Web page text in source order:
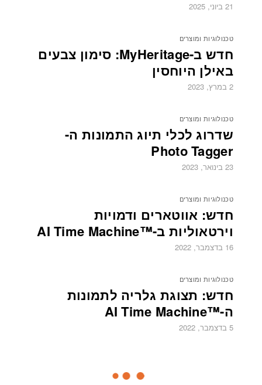
21 ביוני, 2025
טכנולוגיות ומוצרים
חדש ב-MyHeritage: סימון צבעים
באילן היוחסין
2 במרץ, 2023
טכנולוגיות ומוצרים
שדרוג לכלי תיוג התמונות ה-
Photo Tagger
23 בינואר, 2023
טכנולוגיות ומוצרים
חדש: אווטארים ודמויות
וירטאוליות ב-™AI Time Machine
16 בדצמבר, 2022
טכנולוגיות ומוצרים
חדש: תצוגת גלריה לתמונות
ה-™AI Time Machine
5 בדצמבר, 2022